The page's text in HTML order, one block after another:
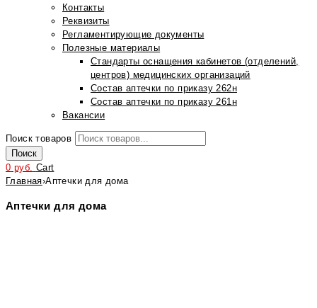
Контакты
Реквизиты
Регламентирующие документы
Полезные материалы
Стандарты оснащения кабинетов (отделений,
центров) медицинских организаций
Состав аптечки по приказу 262н
Состав аптечки по приказу 261н
Вакансии
Поиск товаров
Поиск
0 руб. Cart
Главная›Аптечки для дома
Аптечки для дома